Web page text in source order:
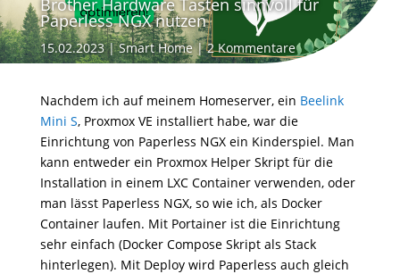
Brother Hardware Tasten sinnvoll für
Paperless NGX nutzen
15.02.2023 Smart Home 2 Kommentare
Nachdem ich auf meinem Homeserver, ein Beelink
Mini S, Proxmox VE installiert habe, war die
Einrichtung von Paperless NGX ein Kinderspiel. Man
kann entweder ein Proxmox Helper Skript für die
Installation in einem LXC Container verwenden, oder
man lässt Paperless NGX, so wie ich, als Docker
Container laufen. Mit Portainer ist die Einrichtung
sehr einfach (Docker Compose Skript als Stack
hinterlegen). Mit Deploy wird Paperless auch gleich